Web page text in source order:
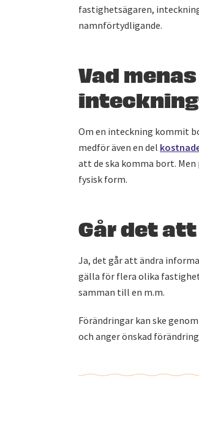
fastighetsägaren,
namnförtydligande.
Vad
Om en inteckning kommit
medför även en del
att de ska komma bort.
fysisk form.
Går det
Ja, det går att ändra
gälla för flera olika
samman till en m.m.
Förändringar kan ske
och anger önskad